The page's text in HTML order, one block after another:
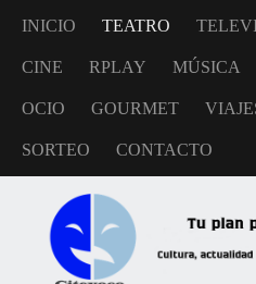
INICIO TEATRO
CINE RPLAY MÚSICA
OCIO GOURMET
SORTEO CONTACTO